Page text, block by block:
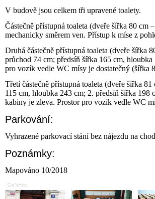
V budově jsou celkem tři upravené toalety.
Částečně přístupná toaleta (dveře šířka 80 cm
mechanicky směrem ven. Přístup k míse z
Druhá částečně přístupná toaleta (dveře šířka
průchod 74 cm; předsíň šířka 165 cm,
pro vozík vedle WC mísy je dostatečný (šířka
Třetí částečně přístupná toaleta (dveře šířka
115 cm, hloubka 243 cm; 2. předsíň šířka
kabiny je zleva. Prostor pro vozík vedle WC
Parkování:
Vyhrazené parkovací stání bez nájezdu na
Poznámky:
Mapováno 10/2018
Galerie: